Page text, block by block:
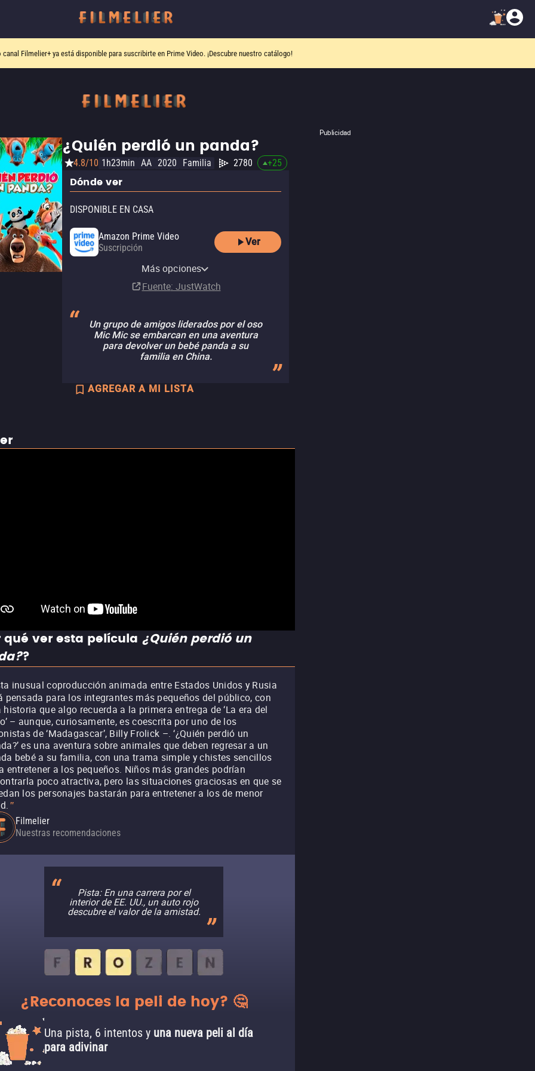
canal Filmelier+ya está disponible para suscribirte en Prime Video. ¡Descubre nuestro catálogo!
Publicidad
¿Quién perdió un panda?
4.8/10 1h23min AA 2020 Familia 2780 +25
Dónde ver
DISPONIBLE EN CASA
Amazon Prime Video
Suscripción
Ver
Amazon Prime Video with
Suscripción
Totalplay On Demand
Amazon Video
MX$40.00
Apple TV Store
MX$49.00
YouTube
Más opciones
Fuente: JustWatch
Un grupo de amigos liderados por el oso
Mic Mic se embarcan en una aventura
para devolver un bebé panda a su
familia en China.
AGREGAR A MI LISTA
qué ver esta película ¿Quién perdió un
?
inusual coproducción animada entre Estados Unidos y Rusia
pensada para los integrantes más pequeños del público, con
historia que algo recuerda a la primera entrega de ‘La era del
– aunque, curiosamente, es coescrita por uno de los
de ‘Madagascar’, Billy Frolick –. ‘¿Quién perdió un
es una aventura sobre animales que deben regresar a un
bebé a su familia, con una trama simple y chistes sencillos
entretener a los pequeños. Niños más grandes podrían
poco atractiva, pero las situaciones graciosas en que se
los personajes bastarán para entretener a los de menor
"
Filmelier
Nuestras recomendaciones
Pista: En una carrera por el
interior de EE. UU., un auto rojo
descubre el valor de la amistad.
¿Reconoces la peli de hoy? 🤔
Una pista, 6 intentos y una nueva peli al día
para adivinar